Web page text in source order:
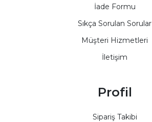
İade Formu
Sıkça Sorulan Sorular
Müşteri Hizmetleri
İletişim
Profil
Sipariş Takibi